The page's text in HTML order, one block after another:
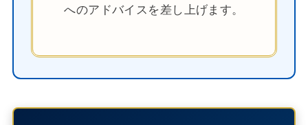
へのアドバイスを差し上げます。